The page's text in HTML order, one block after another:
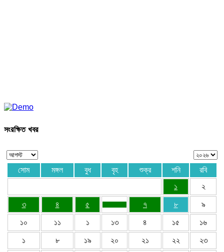
সংরক্ষিত খবর
সোম মঙ্গল বুধ বৃহ শুক্র শনি
রবি
১
২
৩ ৪ ৫ ৭ ৮ ৯
১০ ১১ ১ ১৩ ৪ ১৫ ১৬
১ ৮ ১৯ ২০ ২১ ২২ ২৩